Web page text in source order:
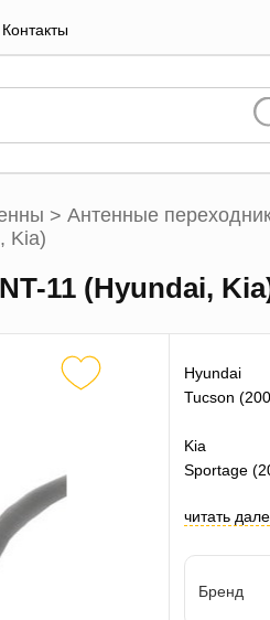
Контакты
> Антенные
Kia)
11 (Hyundai,
Hyundai
Tucson
Kia
Sportage
читать
Бренд